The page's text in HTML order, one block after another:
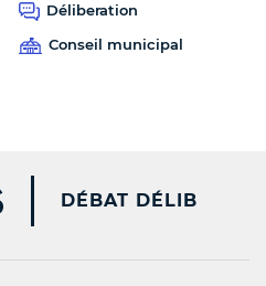
Déliberation
Conseil municipal
PARIS.FR [NEW
DÉBAT DÉLIB